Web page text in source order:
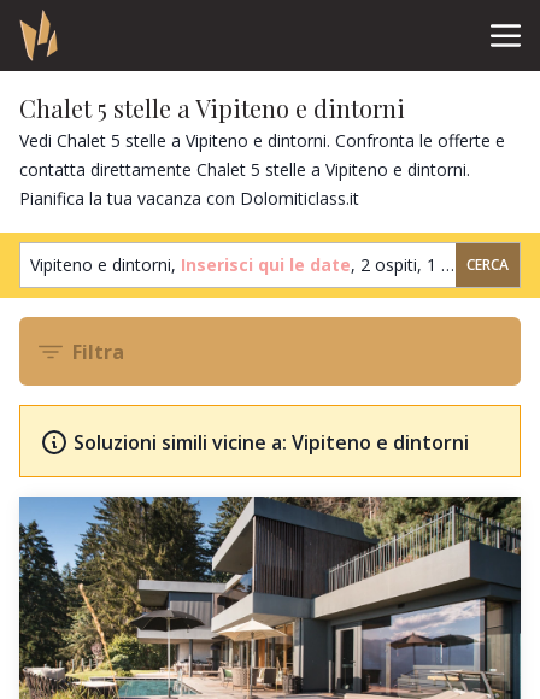
Chalet 5 stelle a Vipiteno e dintorni
Vedi Chalet 5 stelle a Vipiteno e dintorni. Confronta le offerte e
contatta direttamente Chalet 5 stelle a Vipiteno e dintorni.
Pianifica la tua vacanza con Dolomiticlass.it
Vipiteno e dintorni, Inserisci qui le date, 2 ospiti, 1 camera CERCA
Filtra
Soluzioni simili vicine a: Vipiteno e dintorni